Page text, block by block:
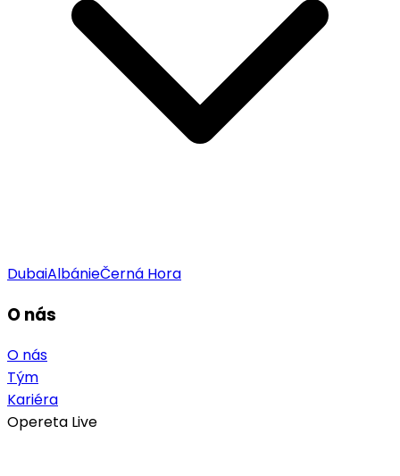
DubaiAlbánieČerná Hora
O nás
O nás
Tým
Kariéra
Opereta Live